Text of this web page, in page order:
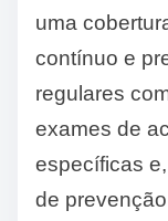
uma
contínuo e
regulares
exames de
específicas
de